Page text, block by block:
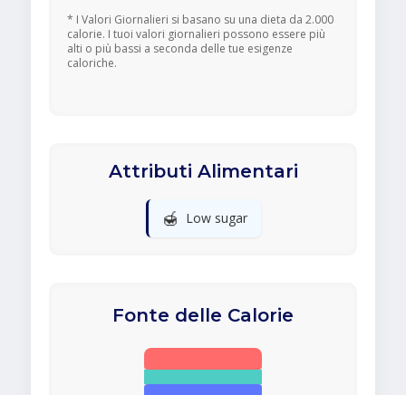
* I Valori Giornalieri si basano su una dieta da 2.000
calorie. I tuoi valori giornalieri possono essere più
alti o più bassi a seconda delle tue esigenze
caloriche.
Attributi Alimentari
🍯 Low sugar
Fonte delle Calorie